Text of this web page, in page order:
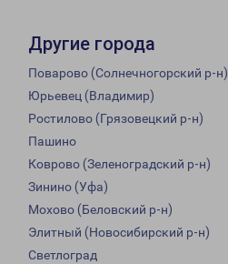
Другие города
Поварово (Солнечногорский р-н)
Юрьевец (Владимир)
Ростилово (Грязовецкий р-н)
Пашино
Коврово (Зеленоградский р-н)
Зинино (Уфа)
Мохово (Беловский р-н)
Элитный (Новосибирский р-н)
Светлоград